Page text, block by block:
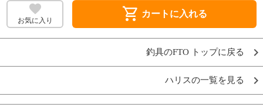
お気に入り shopping_cart カートに入れる
釣具のFTO トップに戻る
ハリスの一覧を見る